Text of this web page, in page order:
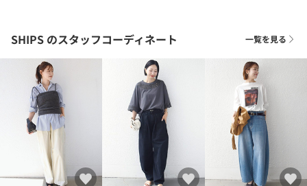
SHIPS のスタッフコーディネート 一覧を見る